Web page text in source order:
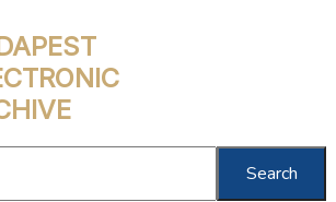
Search